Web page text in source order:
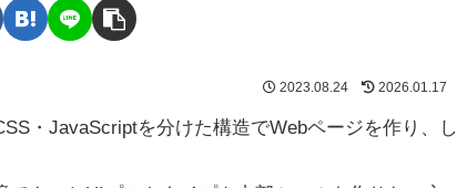
2023.08.24 2026.01.17
・JavaScriptを分けた構造でWebページを作り、し